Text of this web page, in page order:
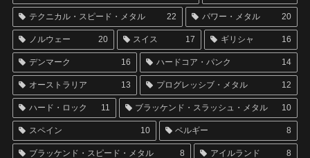
テクニカル・スピード・メタル 22 パワー・メタル 20
ノルウェー 20 スイス 17 ギリシャ 16
デンマーク 16 ハードコア・パンク 14
オーストラリア 13 プログレッシブ・メタル 12
ハード・ロック 11 ブラッケンド・スラッシュ・メタル 10
スペイン 10 ベルギー 8
ブラッケンド・スピード・メタル 8 アイルランド 8